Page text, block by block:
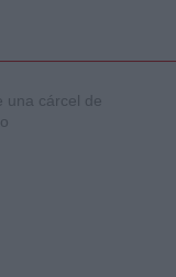
una cárcel de